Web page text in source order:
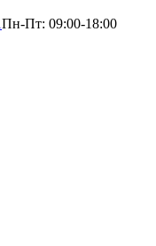
Пн-Пт: 09:00-18:00